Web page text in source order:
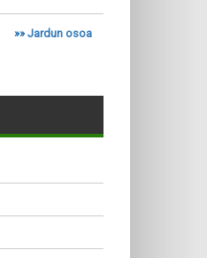
»»Jardun osoa